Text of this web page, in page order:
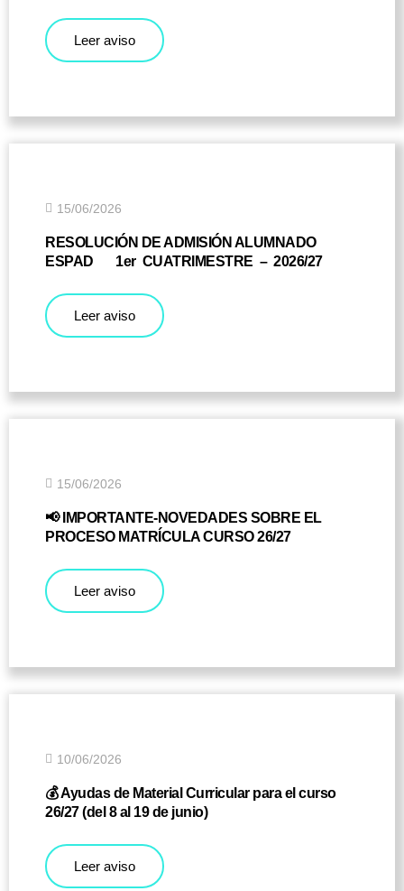
Leer aviso
15/06/2026
RESOLUCIÓN DE ADMISIÓN ALUMNADO
ESPAD 1er CUATRIMESTRE – 2026/27
Leer aviso
15/06/2026
📢 IMPORTANTE-NOVEDADES SOBRE EL
PROCESO MATRÍCULA CURSO 26/27
Leer aviso
10/06/2026
💰 Ayudas de Material Curricular para el curso
26/27 (del 8 al 19 de junio)
Leer aviso